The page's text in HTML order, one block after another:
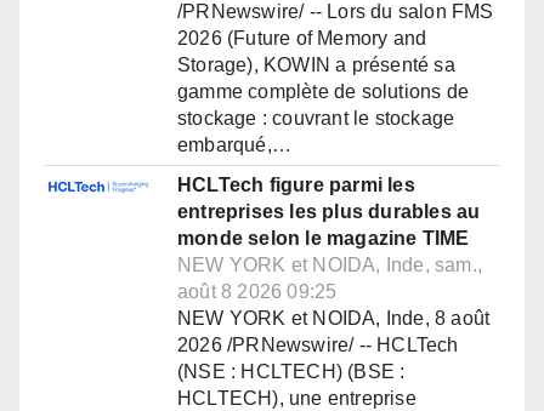
/PRNewswire/ -- Lors du salon FMS
2026 (Future of Memory and
Storage), KOWIN a présenté sa
gamme complète de solutions de
stockage : couvrant le stockage
embarqué,…
HCLTech figure parmi les
entreprises les plus durables au
monde selon le magazine TIME
NEW YORK et NOIDA, Inde, sam.,
août 8 2026 09:25
NEW YORK et NOIDA, Inde, 8 août
2026 /PRNewswire/ -- HCLTech
(NSE : HCLTECH) (BSE :
HCLTECH), une entreprise